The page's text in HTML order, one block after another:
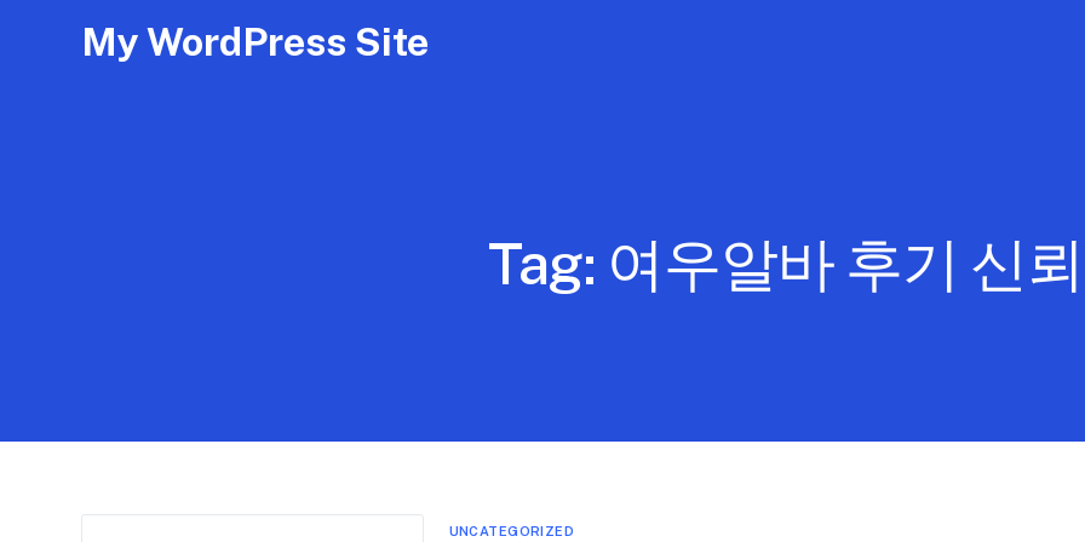
My WordPress Site
Tag: 여우알바 후기 신
UNCATEGORIZED